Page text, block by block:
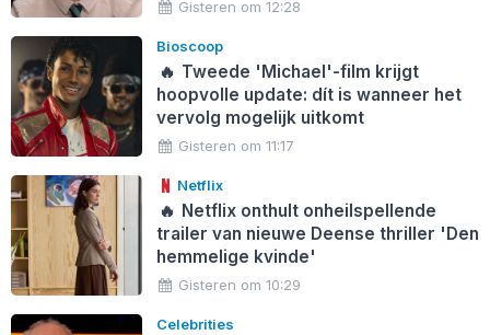
Gisteren om 12:28
Bioscoop
🔥 Tweede 'Michael'-film krijgt
hoopvolle update: dít is wanneer het
vervolg mogelijk uitkomt
Gisteren om 11:17
Netflix
🔥 Netflix onthult onheilspellende
trailer van nieuwe Deense thriller 'Den
hemmelige kvinde'
Gisteren om 10:29
Celebrities